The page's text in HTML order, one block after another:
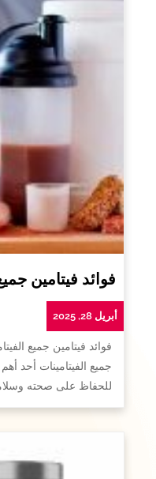
فوائد فيتامين
أبريل 28, 2025
فوائد فيتامين جميع
جميع الفيتامينات أحد
للحفاظ على صحته